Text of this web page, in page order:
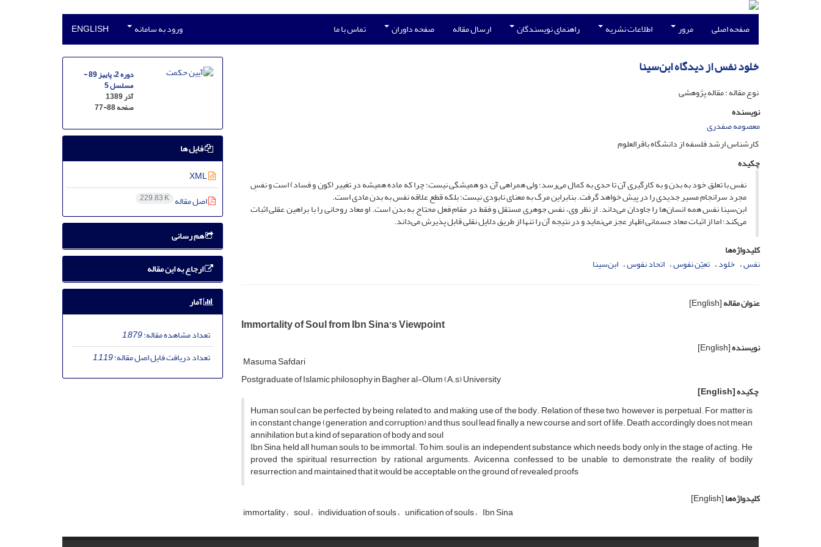
صفحه اصلی مرور اطلاعات نشریه راهنمای نویسندگان ارسال مقاله صفحه داوران تماس با ما ورود به سامانه ENGLISH
خلود نفس از دیدگاه ابن‌سینا
نوع مقاله : مقاله پژوهشی
نویسنده
معصومه صفدری
کارشناس ارشد فلسفه از دانشگاه باقرالعلوم
چکیده
نفس با تعلق خود به بدن و به کارگیری آن تا حدی به کمال می‌رسد؛ ولی همراهی آن دو همیشگی نیست؛ چرا که ماده همیشه در تغییر (کون و فساد) است و نفسِ
مجرد سرانجام مسیر جدیدی را در پیش خواهد گرفت. بنابراین مرگ به معنای نابودی نیست؛ بلکه قطع علاقه نفس به بدن مادی است.
ابن‌سینا نفس همه انسان‌ها را جاودان می‌داند. از نظر وی، نفس جوهری مستقل و فقط در مقام فعل محتاج به بدن است. او معاد روحانی را با براهین عقلی اثبات
می‌کند؛ اما از اثبات معاد جسمانی اظهار عجز می‌نماید و در نتیجه آن را تنها از طریق دلایل نقلی قابل پذیرش می‌داند.
کلیدواژه‌ها
نفس خلود تعیّن نفوس اتحاد نفوس ابن‌سینا
عنوان مقاله[English]
Immortality of Soul from Ibn Sina’s Viewpoint
نویسنده[English]
Masuma Safdari
Postgraduate of Islamic philosophy in Bagher al-Olum (A.s) University
چکیده[English]
Human soul can be perfected by being related to, and making use of, the body. Relation of these two, however, is perpetual. For matter is
in constant change (generation and corruption) and thus soul lead finally a new course and sort of life. Death accordingly does not mean
annihilation but a kind of separation of body and soul
Ibn Sina held all human souls to be immortal. To him, soul is an independent substance which needs body only in the stage of acting. He
proved the spiritual resurrection by rational arguments. Avicenna confessed to be unable to demonstrate the reality of bodily
resurrection and maintained that it would be acceptable on the ground of revealed proofs
کلیدواژه‌ها[English]
immortality soul individuation of souls unification of souls Ibn Sina
دوره 2، پاییز 89 -
مسلسل 5
آذر 1389
صفحه77-88
فایل ها
XML
اصل مقاله 229.83 K
هم رسانی
ارجاع به این مقاله
آمار
تعداد مشاهده مقاله:1,879
تعداد دریافت فایل اصل مقاله:1,119